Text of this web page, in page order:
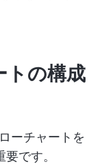
トの構成
ーチャートを
です。